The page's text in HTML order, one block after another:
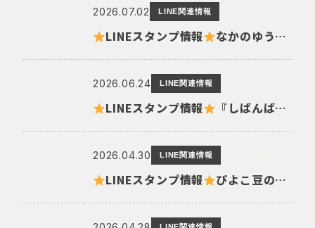
2026.07.02 LINE関連情報
LINEスタンプ情報 なかのゆう描き下ろし♪うるうるおめめがキュートなヤングオイスターのスタンプが登場！
2026.06.24 LINE関連情報
LINEスタンプ情報 『しばんばん』とLINE NEWSのコラボLINEスタンプが登場！
2026.04.30 LINE関連情報
LINEスタンプ情報 ぴよこ豆の新作LINEクリエイターズスタンプが登場！